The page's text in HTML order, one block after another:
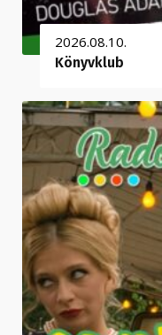
2026.08.10.
Könyvklub